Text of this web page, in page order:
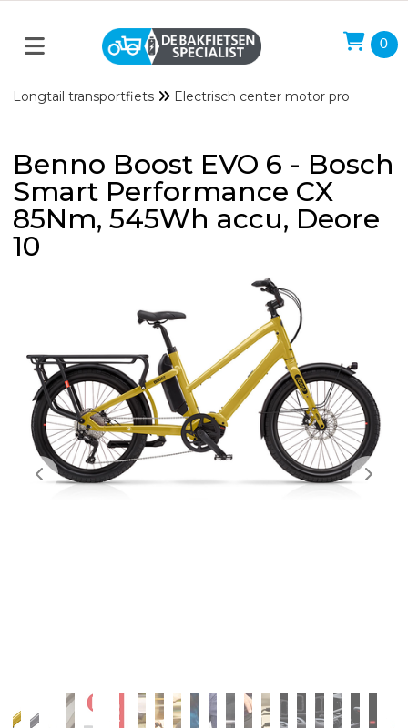
0
Longtail transportfiets Electrisch center motor pro
Benno Boost EVO 6 - Bosch
Smart Performance CX
85Nm, 545Wh accu, Deore
10